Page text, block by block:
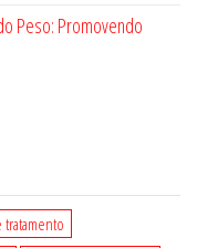
Peso: Promovendo